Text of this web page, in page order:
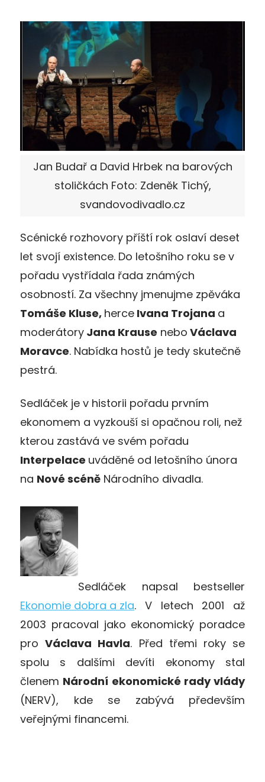
Jan Budař a David Hrbek na barových
stoličkách Foto: Zdeněk Tichý,
svandovodivadlo.cz
Scénické rozhovory příští rok oslaví deset
let svojí existence. Do letošního roku se v
pořadu vystřídala řada známých
osobností. Za všechny jmenujme zpěváka
Tomáše Kluse, herce Ivana Trojana a
moderátory Jana Krause nebo Václava
Moravce. Nabídka hostů je tedy skutečně
pestrá.
Sedláček je v historii pořadu prvním
ekonomem a vyzkouší si opačnou roli, než
kterou zastává ve svém pořadu
Interpelace uváděné od letošního února
na Nové scéně Národního divadla.
Sedláček napsal bestseller
Ekonomie dobra a zla. V letech 2001 až
2003 pracoval jako ekonomický poradce
proVáclava Havla. Před třemi roky se
spolu s dalšími devíti ekonomy stal
členem Národní ekonomické rady vlády
(NERV), kde se zabývá především
veřejnými financemi.